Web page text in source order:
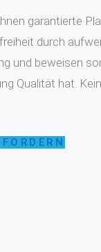
garantierte
durch
und beweisen
Qualität hat.